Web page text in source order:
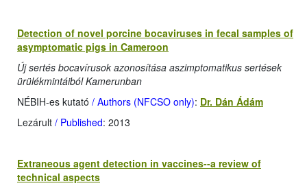
Detection of novel porcine bocaviruses in fecal samples of
asymptomatic pigs in Cameroon
Új sertés bocavírusok azonosítása aszimptomatikus sertések
ürülékmintáiból Kamerunban
NÉBIH-es kutató / Authors (NFCSO only): Dr. Dán Ádám
Lezárult / Published: 2013
Extraneous agent detection in vaccines--a review of
technical aspects